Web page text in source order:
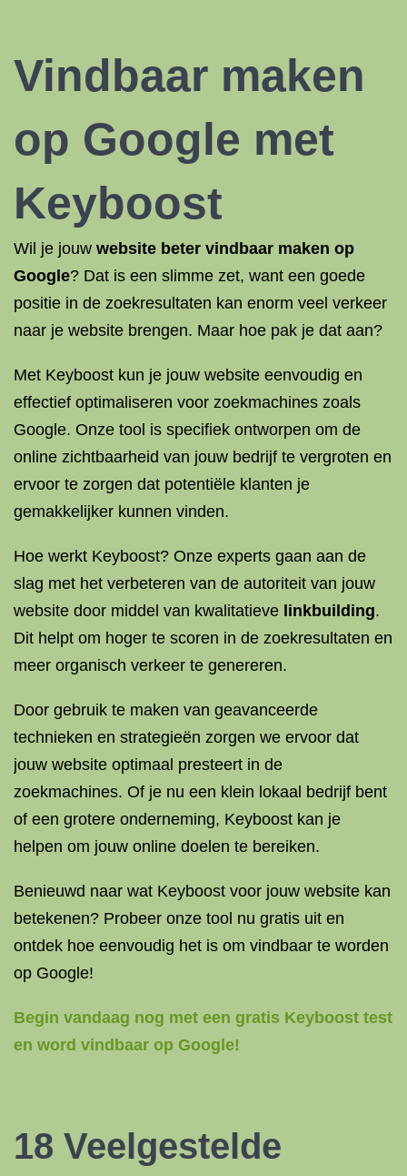
Vindbaar maken
op Google met
Keyboost
Wil je jouw website beter vindbaar maken op
Google? Dat is een slimme zet, want een goede
positie in de zoekresultaten kan enorm veel verkeer
naar je website brengen. Maar hoe pak je dat aan?
Met Keyboost kun je jouw website eenvoudig en
effectief optimaliseren voor zoekmachines zoals
Google. Onze tool is specifiek ontworpen om de
online zichtbaarheid van jouw bedrijf te vergroten en
ervoor te zorgen dat potentiële klanten je
gemakkelijker kunnen vinden.
Hoe werkt Keyboost? Onze experts gaan aan de
slag met het verbeteren van de autoriteit van jouw
website door middel van kwalitatieve linkbuilding.
Dit helpt om hoger te scoren in de zoekresultaten en
meer organisch verkeer te genereren.
Door gebruik te maken van geavanceerde
technieken en strategieën zorgen we ervoor dat
jouw website optimaal presteert in de
zoekmachines. Of je nu een klein lokaal bedrijf bent
of een grotere onderneming, Keyboost kan je
helpen om jouw online doelen te bereiken.
Benieuwd naar wat Keyboost voor jouw website kan
betekenen? Probeer onze tool nu gratis uit en
ontdek hoe eenvoudig het is om vindbaar te worden
op Google!
Begin vandaag nog met een gratis Keyboost test
en word vindbaar op Google!
18 Veelgestelde